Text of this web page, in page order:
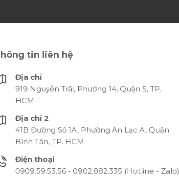
tin liên hệ
Địa chỉ
919 Nguyễn Trãi, Phường 14, Quận 5, TP.
HCM
Địa chỉ 2
41B Đường Số 1A, Phường An Lạc A, Quận
Bình Tân, TP. HCM
Điện thoại
0909.59.53.56 - 0902.882.335 (Hotline - Zalo)